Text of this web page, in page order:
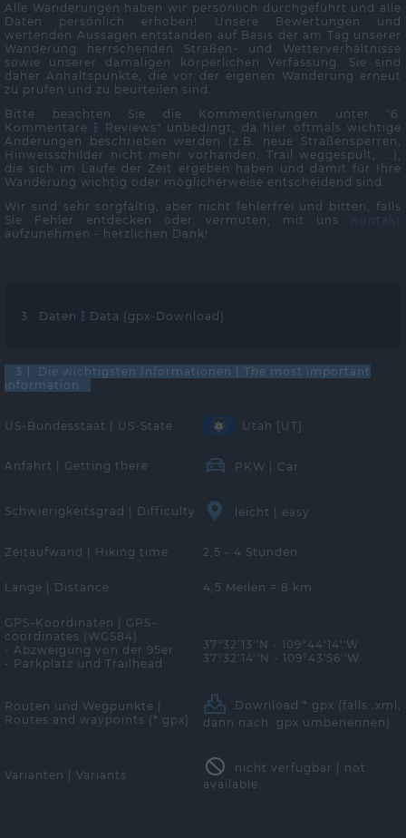
Alle Wanderungen haben wir persönlich durchgeführt und alle
Daten persönlich erhoben! Unsere Bewertungen und
wertenden Aussagen entstanden auf Basis der am Tag unserer
Wanderung herrschenden Straßen- und Wetterverhältnisse
sowie unserer damaligen körperlichen Verfassung. Sie sind
daher Anhaltspunkte, die vor der eigenen Wanderung erneut
zu prüfen und zu beurteilen sind.
Bitte beachten Sie die Kommentierungen unter "6.
Kommentare
Reviews" unbedingt, da hier oftmals wichtige
Änderungen beschrieben werden (z.B. neue Straßensperren,
Hinweisschilder nicht mehr vorhanden, Trail weggespült, ...),
die sich im Laufe der Zeit ergeben haben und damit für Ihre
Wanderung wichtig oder möglicherweise entscheidend sind.
Wir sind sehr sorgfältig, aber nicht fehlerfrei und bitten, falls
Sie Fehler entdecken oder vermuten, mit uns
Kontakt
aufzunehmen - herzlichen Dank!
3. Daten Data (gpx-Download)
3.1 Die wichtigsten Informationen | The most important
information
US-Bundesstaat | US-State Utah [UT]
Anfahrt | Getting there PKW | Car
Schwierigkeitsgrad | Difficulty leicht | easy
Zeitaufwand | Hiking time 2,5 - 4 Stunden
Länge | Distance 4,5 Meilen = 8 km
GPS-Koordinaten | GPS-
coordinates (WGS84)
- Abzweigung von der 95er:
- Parkplatz und Trailhead:
37°32'13''N - 109°44'14''W
37°32'14''N - 109°43'56''W
Routen und Wegpunkte |
Routes and waypoints (*.gpx)
Download *.gpx (falls .xml,
dann nach .gpx umbenennen)
Varianten | Variants
nicht verfügbar | not
available